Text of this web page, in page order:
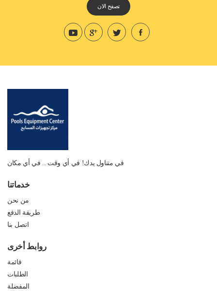
تصفح الان
في متناول يدك! في أي وقت .. في أي مكان
خدماتنا
من نحن
طريقة الدفع
اتصل بنا
روابط أخرى
قائمة
الطلبات
المفضلة